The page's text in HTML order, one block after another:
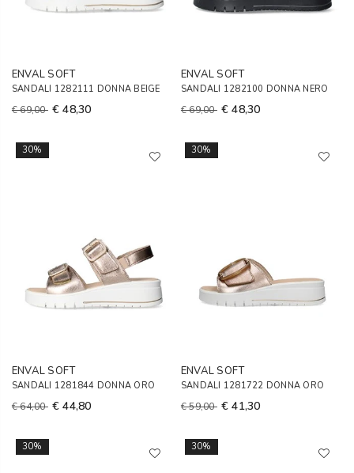
ENVAL SOFT
SANDALI 1282111 DONNA BEIGE
€ 69,00 € 48,30
ENVAL SOFT
SANDALI 1282100 DONNA NERO
€ 69,00 € 48,30
30%
ENVAL SOFT
SANDALI 1281844 DONNA ORO
€ 64,00 € 44,80
30%
ENVAL SOFT
SANDALI 1281722 DONNA ORO
€ 59,00 € 41,30
30% 30%